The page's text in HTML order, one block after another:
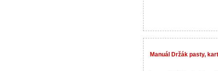
Manuál Držák pasty,